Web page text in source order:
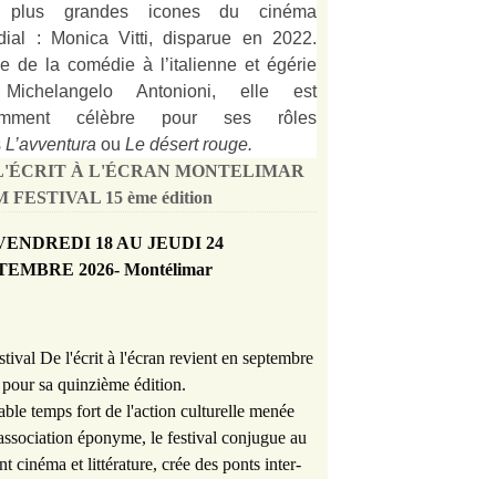
plus grandes icones du cinéma
: Monica Vitti, disparue en 2022.
de la comédie à l’italienne et égérie
Antonioni, elle est
célèbre pour ses rôles
L’avventura ou Le désert rouge.
À L'ÉCRAN MONTELIMAR
FESTIVAL 15 ème édition
18 AU JEUDI 24
2026- Montélimar
De l'écrit à l'écran revient en septembre
sa quinzième édition.
temps fort de l'action culturelle menée
éponyme, le festival conjugue au
cinéma et littérature, crée des ponts inter-